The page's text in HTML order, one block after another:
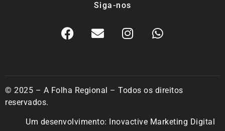
Siga-nos
© 2025 – A Folha Regional – Todos os direitos
reservados.
Um desenvolvimento: Inovactive Marketing Digital